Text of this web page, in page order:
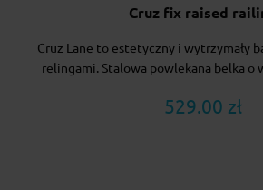
Cruz fix raised
Cruz Lane to estetyczny i wytrzymały
relingami. Stalowa powlekana belka o
529.00 zł